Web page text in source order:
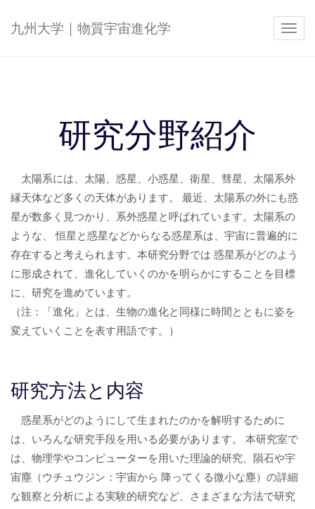
九州大学｜物質宇宙進化学
研究分野紹介
太陽系には、太陽、惑星、小惑星、衛星、彗星、太陽系外
縁天体など多くの天体があります。 最近、太陽系の外にも惑
星が数多く見つかり、系外惑星と呼ばれています。太陽系の
ような、 恒星と惑星などからなる惑星系は、宇宙に普遍的に
存在すると考えられます。本研究分野では 惑星系がどのよう
に形成されて、進化していくのかを明らかにすることを目標
に、研究を進めています。
（注：「進化」とは、生物の進化と同様に時間とともに姿を
変えていくことを表す用語です。）
研究方法と内容
惑星系がどのようにして生まれたのかを解明するために
は、いろんな研究手段を用いる必要があります。 本研究室で
は、物理学やコンピューターを用いた理論的研究、隕石や宇
宙塵（ウチュウジン：宇宙から 降ってくる微小な塵）の詳細
な観察と分析による実験的研究など、さまざまな方法で研究